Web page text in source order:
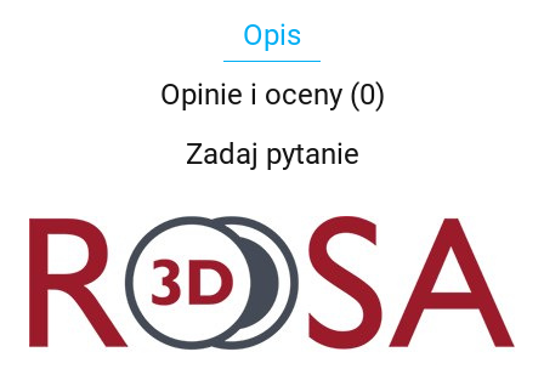
Opis
Opinie i oceny (0)
Zadaj pytanie